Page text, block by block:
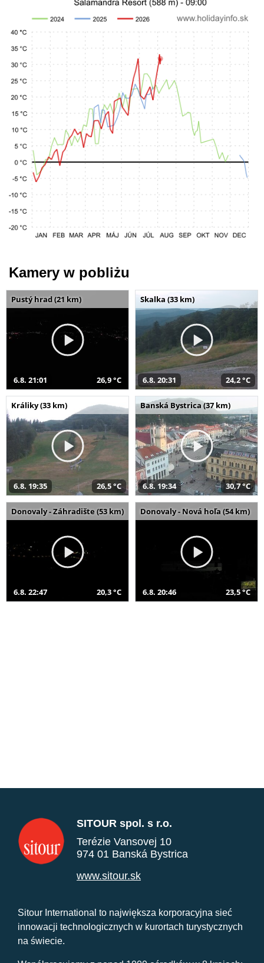
Kamery w pobliżu
Pustý hrad (21 km)
6.8. 21:01 26,9 °C
Skalka (33 km)
6.8. 20:31 24,2 °C
Králiky (33 km)
6.8. 19:35 26,5 °C
Banská Bystrica (37 km)
6.8. 19:34 30,7 °C
Donovaly - Záhradište (53 km)
6.8. 22:47 20,3 °C
Donovaly - Nová hoľa (54 km)
6.8. 20:46 23,5 °C
SITOUR spol. s r.o.
Terézie Vansovej 10
974 01 Banská Bystrica
www.sitour.sk
Sitour International to największa korporacyjna sieć
innowacji technologicznych w kurortach turystycznych
na świecie.